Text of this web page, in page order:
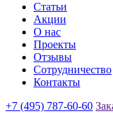
Статьи
Акции
О нас
Проекты
Отзывы
Сотрудничество
Контакты
+7 (495) 787-60-60